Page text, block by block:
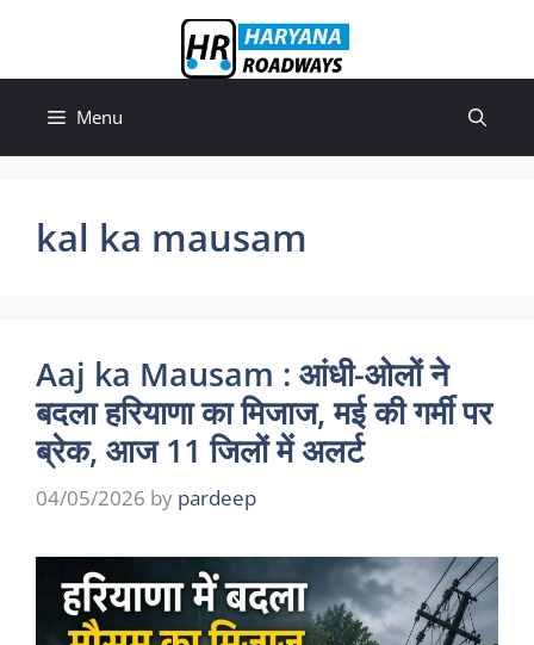
content
Menu
kal ka mausam
Aaj ka Mausam : आंधी-ओलों ने
बदला हरियाणा का मिजाज, मई की गर्मी पर
ब्रेक, आज 11 जिलों में अलर्ट
04/05/2026 by pardeep